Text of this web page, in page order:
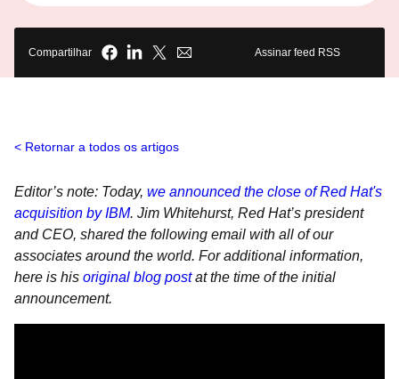
Compartilhar Assinar feed RSS
Retornar a todos os artigos
Editor’s note: Today, we announced the close of Red Hat's
acquisition by IBM. Jim Whitehurst, Red Hat’s president
and CEO, shared the following email with all of our
associates around the world. For additional information,
here is his original blog postat the time of the initial
announcement.